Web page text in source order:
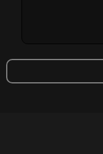
будь-як інакше,